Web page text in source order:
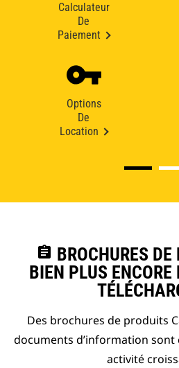
Calculateur
De
Paiement
Options
De
Location
assignment BROCHURES
BIEN PLUS ENCORE
Des brochures de produits
documents d’information
activité